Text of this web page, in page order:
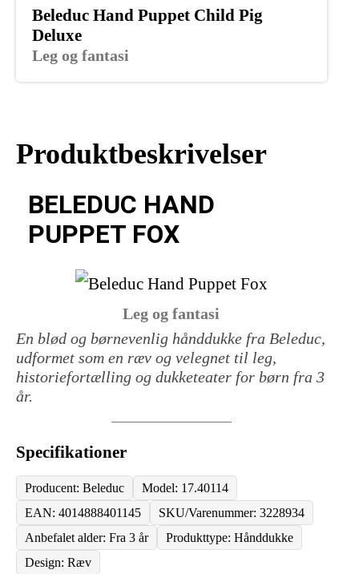
Leg og fantasi
Beleduc Hand Puppet Child Pig
Deluxe
Produktbeskrivelser
Leg og fantasi
BELEDUC HAND
PUPPET FOX
En blød og børnevenlig hånddukke fra Beleduc,
udformet som en ræv og velegnet til leg,
historiefortælling og dukketeater for børn fra 3
år.
Specifikationer
Producent: Beleduc
Model: 17.40114
EAN: 4014888401145
SKU/Varenummer: 3228934
Anbefalet alder: Fra 3 år
Produkttype: Hånddukke
Design: Ræv